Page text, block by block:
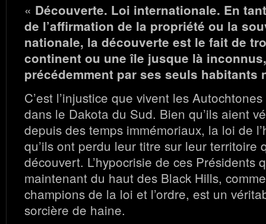
« Découverte. Loi internationale. En
de l’affirmation de la propriété ou la
nationale, la découverte est le fait de
continent ou une île jusque là
précédemment par ses seuls habitants
C’est l’injustice que vivent les
dans le Dakota du Sud. Bien qu’ils aient
depuis des temps immémoriaux, la loi de
qu’ils ont perdu leur titre sur leur territoire
découvert. L’hypocrisie de ces Présidents
maintenant du haut des Black Hills,
champions de la loi et l’ordre, est un
sorcière de haine.